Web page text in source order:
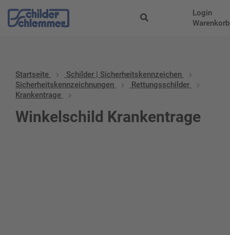
Login
Warenkorb
Startseite
Schilder | Sicherheitskennzeichen
Sicherheitskennzeichnungen
Rettungsschilder
Krankentrage
Winkelschild Krankentrage